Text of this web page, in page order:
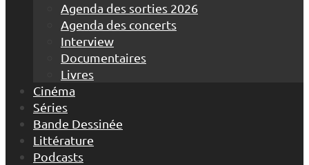
Agenda des sorties 2026
Agenda des concerts
Interview
Documentaires
Livres
Cinéma
Séries
Bande Dessinée
Littérature
Podcasts